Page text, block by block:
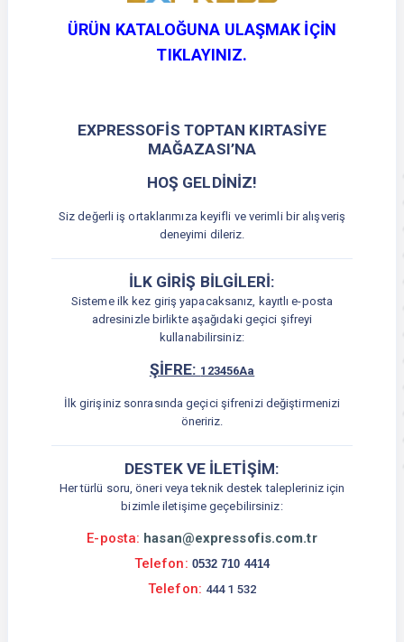
ÜRÜN KATALOĞUNA ULAŞMAK İÇİN
TIKLAYINIZ.
EXPRESSOFİS TOPTAN KIRTASİYE
MAĞAZASI’NA
HOŞ GELDİNİZ!
Siz değerli iş ortaklarımıza keyifli ve verimli bir alışveriş
deneyimi dileriz.
İLK GİRİŞ BİLGİLERİ:
Sisteme ilk kez giriş yapacaksanız, kayıtlı e-posta
adresinizle birlikte aşağıdaki geçici şifreyi
kullanabilirsiniz:
ŞİFRE: 123456Aa
İlk girişiniz sonrasında geçici şifrenizi değiştirmenizi
öneririz.
DESTEK VE İLETİŞİM:
Her türlü soru, öneri veya teknik destek talepleriniz için
bizimle iletişime geçebilirsiniz:
E-posta: hasan@expressofis.com.tr
Telefon: 0532 710 4414
Telefon: 444 1 532